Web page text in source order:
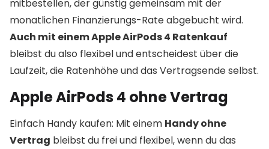
mitbestellen, der günstig gemeinsam mit der
monatlichen Finanzierungs-Rate abgebucht wird.
Auch mit einem Apple AirPods 4 Ratenkauf
bleibst du also flexibel und entscheidest über die
Laufzeit, die Ratenhöhe und das Vertragsende selbst.
Apple AirPods 4 ohne Vertrag
Einfach Handy kaufen: Mit einem Handy ohne
Vertrag bleibst du frei und flexibel, wenn du das